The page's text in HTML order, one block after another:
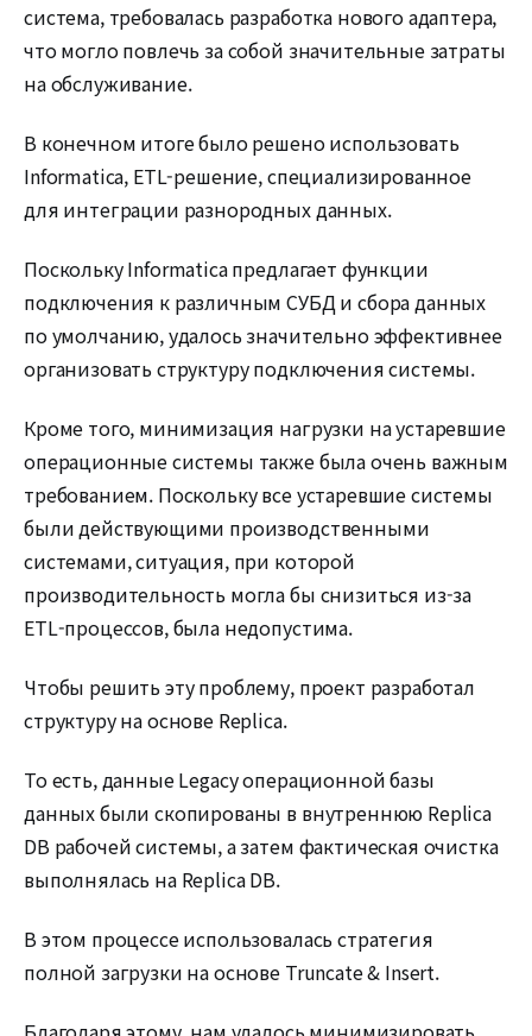
система, требовалась разработка нового адаптера,
что могло повлечь за собой значительные затраты
на обслуживание.
В конечном итоге было решено использовать
Informatica, ETL-решение, специализированное
для интеграции разнородных данных.
Поскольку Informatica предлагает функции
подключения к различным СУБД и сбора данных
по умолчанию, удалось значительно эффективнее
организовать структуру подключения системы.
Кроме того, минимизация нагрузки на устаревшие
операционные системы также была очень важным
требованием. Поскольку все устаревшие системы
были действующими производственными
системами, ситуация, при которой
производительность могла бы снизиться из-за
ETL-процессов, была недопустима.
Чтобы решить эту проблему, проект разработал
структуру на основе Replica.
То есть, данные Legacy операционной базы
данных были скопированы в внутреннюю Replica
DB рабочей системы, а затем фактическая очистка
выполнялась на Replica DB.
В этом процессе использовалась стратегия
полной загрузки на основе Truncate & Insert.